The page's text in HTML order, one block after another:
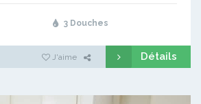
3 Douches
J'aime Détails